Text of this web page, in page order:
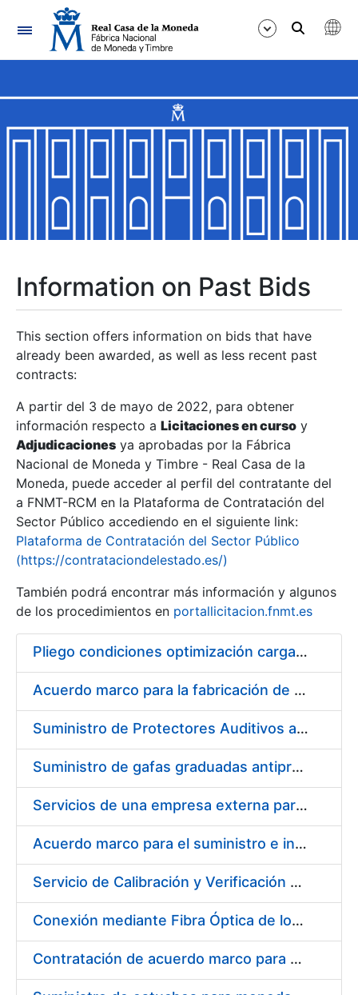
Navigation
Show/Hide
Show/Hide
Show/Hide
Show/Hide
Show/Hide
Show/Hide
Information on Past Bids
This section offers information on bids that have
already been awarded, as well as less recent past
contracts:
A partir del 3 de mayo de 2022, para obtener
información respecto a Licitaciones en curso y
Adjudicaciones ya aprobadas por la Fábrica
Nacional de Moneda y Timbre - Real Casa de la
Moneda, puede acceder al perfil del contratante del
a FNMT-RCM en la Plataforma de Contratación del
Sector Público accediendo en el siguiente link:
Plataforma de Contratación del Sector Público
(https://contrataciondelestado.es/)
También podrá encontrar más información y algunos
de los procedimientos en portallicitacion.fnmt.es
Pliego condiciones optimización cargas compras firmado
Acuerdo marco para la fabricación de piezas
Suministro de Protectores Auditivos a medida para las personas trabajadoras de los Centros de Trabajo de Madrid y Burgos
Suministro de gafas graduadas antiproyecciones para los trabajadores de la FNMT-RCM en los centros de trabajo de Madrid y Burgos
Servicios de una empresa externa para el asesoramiento y resolución de los recursos de alzada que se presentan relacionados con procesos de selección para la FNMT-RCM
Acuerdo marco para el suministro e instalación de persianas, estores y otros complementos
Servicio de Calibración y Verificación Externa de los Equipos de Medición del Servicio de Prevención de la FNMT-RCM
Conexión mediante Fibra Óptica de los Centros de Proceso de Datos (CPDs) de las sedes de la FNMT-RCM de Burgos y Madrid
Contratación de acuerdo marco para el Suministro de Material de Electricidad para la Fábrica Nacional de Moneda y Timbre-Real Casa de la Moneda en su centro de trabajo de Burgos